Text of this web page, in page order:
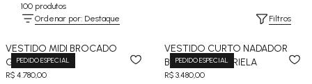
100 produtos
Ordenar por: Destaque
Filtros
PEDIDO ESPECIAL
VESTIDO MIDI BROCADO
GABRIELA
R$ 4.780,00
PEDIDO ESPECIAL
VESTIDO CURTO NADADOR
BROCADO GABRIELA
R$ 3.480,00